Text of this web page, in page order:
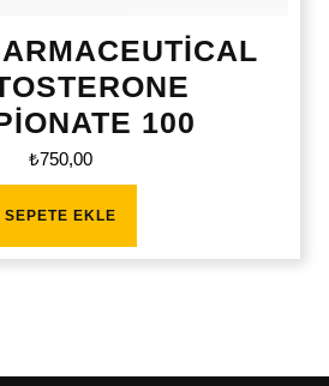
100
₺750,00
SEPETE EKLE